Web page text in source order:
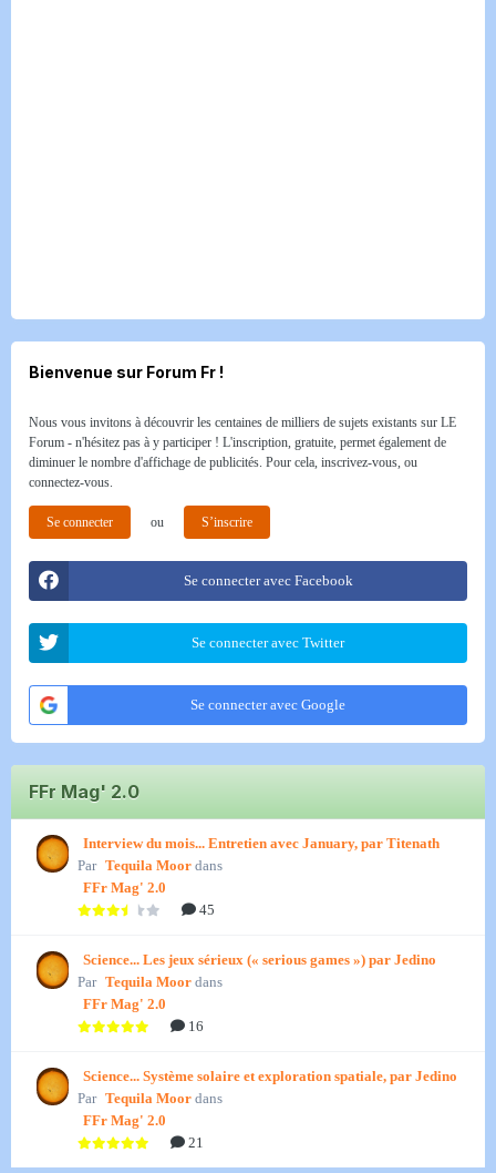
Bienvenue sur Forum Fr !
Nous vous invitons à découvrir les centaines de milliers de sujets existants sur LE
Forum - n'hésitez pas à y participer ! L'inscription, gratuite, permet également de
diminuer le nombre d'affichage de publicités. Pour cela, inscrivez-vous, ou
connectez-vous.
Se connecter ou S’inscrire
Se connecter avec Facebook
Se connecter avec Twitter
Se connecter avec Google
FFr Mag' 2.0
Interview du mois... Entretien avec January, par Titenath
Par Tequila Moor dans
FFr Mag' 2.0
45
Science... Les jeux sérieux (« serious games ») par Jedino
Par Tequila Moor dans
FFr Mag' 2.0
16
Science... Système solaire et exploration spatiale, par Jedino
Par Tequila Moor dans
FFr Mag' 2.0
21